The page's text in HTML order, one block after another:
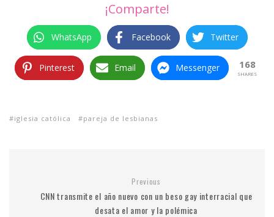
¡Comparte!
WhatsApp Facebook Twitter
Pinterest Email Messenger 168
SHARES
iglesia católica pareja de lesbianas
Previous
CNN transmite el año nuevo con un beso gay interracial que
desata el amor y la polémica